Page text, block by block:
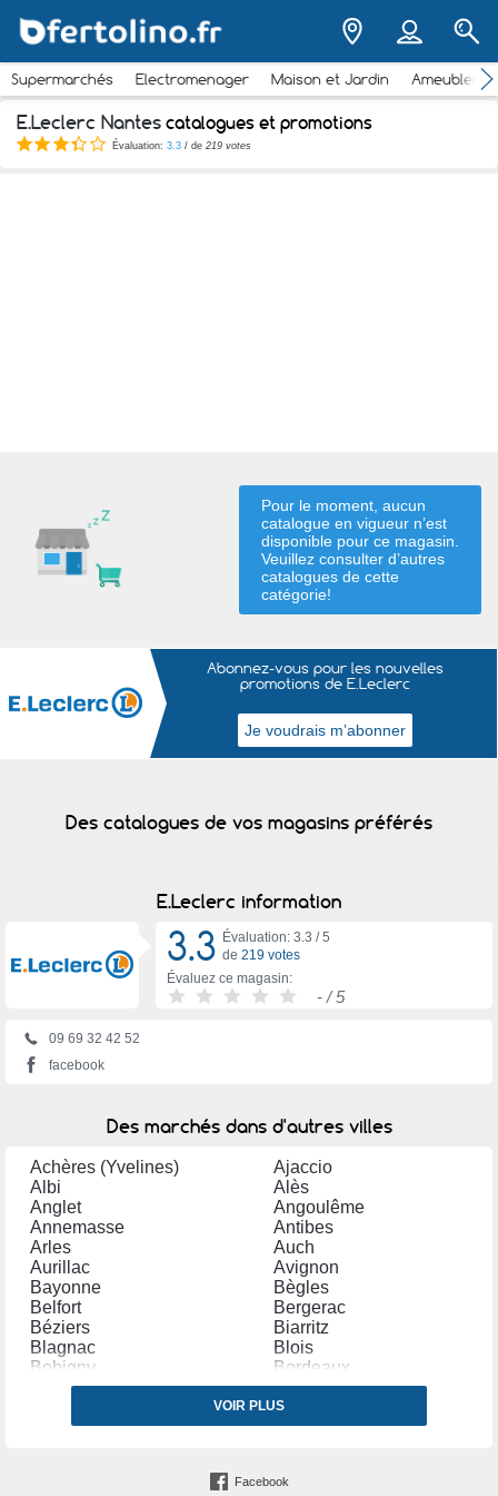
Supermarchés Electromenager Maison et Jardin
E.Leclerc Nantes catalogues et promotions
Évaluation: 3.3 / de 219 votes
Pour le moment, aucun
catalogue en vigueur n’est
disponible pour ce magasin.
Veuillez consulter d’autres
catalogues de cette
catégorie!
Abonnez-vous pour les nouvelles
promotions de E.Leclerc
Des catalogues de vos magasins préférés
E.Leclerc information
3.3 Évaluation: 3.3 /5
de 219 votes
Évaluez ce magasin:
- / 5
09 69 32 42 52
facebook
Des marchés dans d'autres villes
Achères (Yvelines)
Ajaccio
Albi
Alès
Anglet
Angoulême
Annemasse
Antibes
Arles
Auch
Aurillac
Avignon
Bayonne
Bègles
Belfort
Bergerac
Béziers
Biarritz
Blagnac
Blois
Bobigny
Bordeaux
Bourg en Bresse
Bourges
Bourgoin Jallieu
Bressuire
Brive la Gaillarde
Castres (Tarn)
VOIR PLUS
Facebook